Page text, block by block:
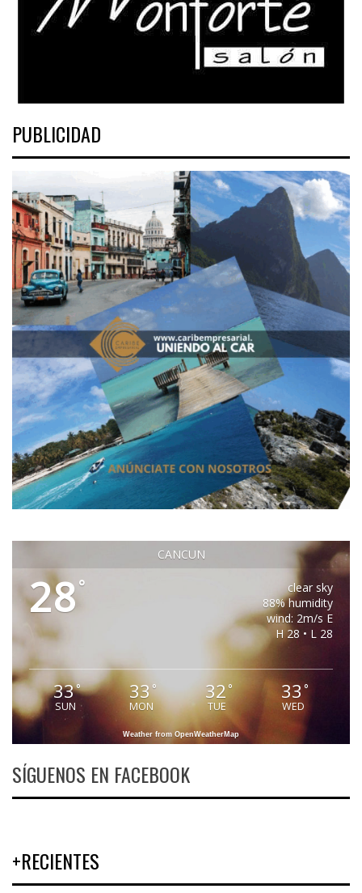
PUBLICIDAD
CANCUN
28°
clear sky
88% humidity
wind: 2m/s E
H 28 • L 28
33°
SUN
33°
MON
32°
TUE
33°
WED
Weather from OpenWeatherMap
SÍGUENOS EN FACEBOOK
+RECIENTES